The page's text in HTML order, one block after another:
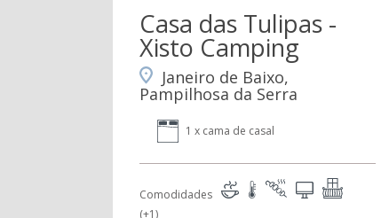
Casa das Tulipas -
Xisto Camping
Janeiro de Baixo,
Pampilhosa da Serra
1 x cama de casal
Comodidades
(+1)